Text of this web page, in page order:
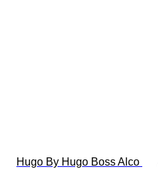
Hugo By Hugo Boss Alco